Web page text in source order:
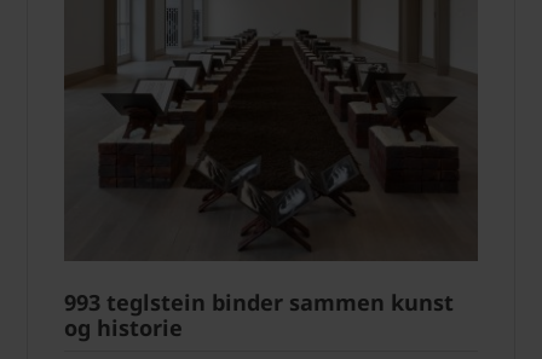
993 teglstein binder sammen kunst
og historie